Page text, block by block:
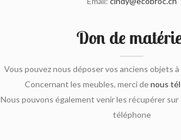
Don de
Vous pouvez nous déposer vos anciens objets
Concernant les meubles, merci denous
Nous pouvons également venir les récupérer sur
téléphone